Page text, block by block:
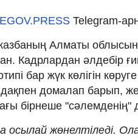
EGOV.PRESS Telegram-
Алматы
Кадрлардан әлдебір
бар жүк көлігін
домалап барып,
бірнеше
осылай жөнелтіледі.